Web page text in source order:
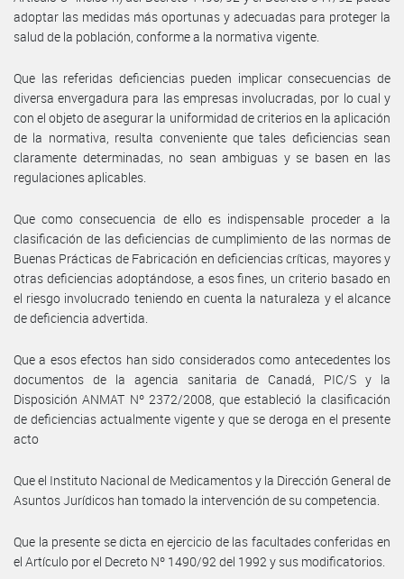
adoptar las medidas más oportunas y adecuadas para proteger la
salud de la población, conforme a la normativa vigente.
Que las referidas deficiencias pueden implicar consecuencias de
diversa envergadura para las empresas involucradas, por lo cual y
con el objeto de asegurar la uniformidad de criterios en la aplicación
de la normativa, resulta conveniente que tales deficiencias sean
claramente determinadas, no sean ambiguas y se basen en las
regulaciones aplicables.
Que como consecuencia de ello es indispensable proceder a la
clasificación de las deficiencias de cumplimiento de las normas de
Buenas Prácticas de Fabricación en deficiencias críticas, mayores y
otras deficiencias adoptándose, a esos fines, un criterio basado en
el riesgo involucrado teniendo en cuenta la naturaleza y el alcance
de deficiencia advertida.
Que a esos efectos han sido considerados como antecedentes los
documentos de la agencia sanitaria de Canadá, PIC/S y la
Disposición ANMAT Nº 2372/2008, que estableció la clasificación
de deficiencias actualmente vigente y que se deroga en el presente
acto
Que el Instituto Nacional de Medicamentos y la Dirección General de
Asuntos Jurídicos han tomado la intervención de su competencia.
Que la presente se dicta en ejercicio de las facultades conferidas en
el Artículo por el Decreto Nº 1490/92 del 1992 y sus modificatorios.